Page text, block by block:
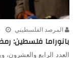
المرصد الفلسطيني
بانوراما فلسطين: